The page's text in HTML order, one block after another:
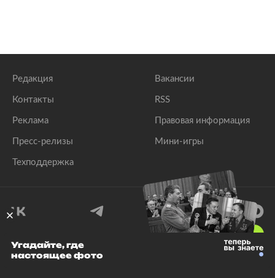
Редакция
Контакты
Реклама
Пресс-релизы
Техподдержка
Вакансии
RSS
Правовая информация
Мини-игры
© 1999–2026 Все права защищены.
Угадайте, где
настоящее фото